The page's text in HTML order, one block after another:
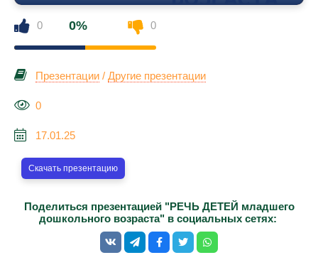
0 0% 0
Презентации / Другие презентации
0
17.01.25
Скачать презентацию
Поделиться презентацией "РЕЧЬ ДЕТЕЙ младшего
дошкольного возраста" в социальных сетях: